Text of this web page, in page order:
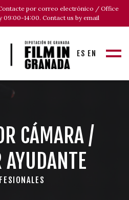
por correo electrónico / Office
09:00-14:00. Contact us by email
ES EN
CÁMARA /
AYUDANTE